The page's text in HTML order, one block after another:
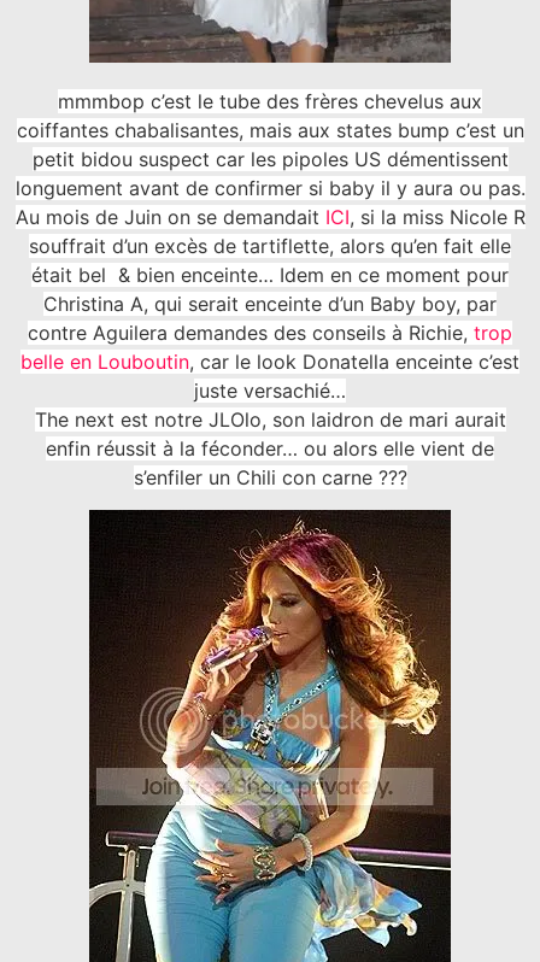
mmmbop c’est le tube des frères chevelus aux
coiffantes chabalisantes, mais aux states bump c’est un
petit bidou suspect car les pipoles US démentissent
longuement avant de confirmer si baby il y aura ou pas.
Au mois de Juin on se demandait ICI, si la miss Nicole R
souffrait d’un excès de tartiflette, alors qu’en fait elle
était bel & bien enceinte… Idem en ce moment pour
Christina A, qui serait enceinte d’un Baby boy, par
contre Aguilera demandes des conseils à Richie, trop
belle en Louboutin, car le look Donatella enceinte c’est
juste versachié…
The next est notre JLOlo, son laidron de mari aurait
enfin réussit à la féconder… ou alors elle vient de
s’enfiler un Chili con carne ???